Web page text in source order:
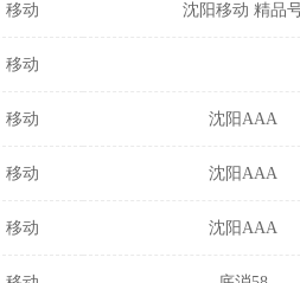
移动 沈阳移动 精品
移动
移动 沈阳AAA
移动 沈阳AAA
移动 沈阳AAA